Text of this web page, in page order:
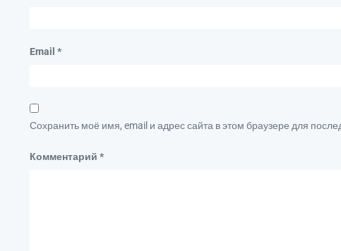
Email *
Сохранить моё имя, email и адрес сайта в этом браузере для
Комментарий *